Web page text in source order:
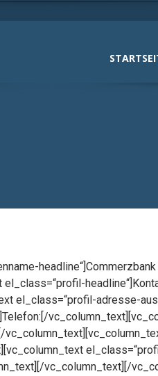
el_class=“profil-adresse-
vc_column_text][/